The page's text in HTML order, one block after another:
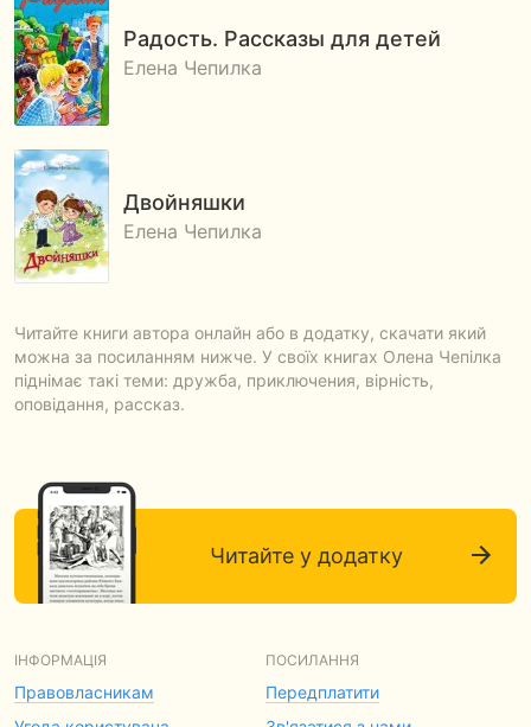
Радость. Рассказы для детей
Елена Чепилка
Двойняшки
Елена Чепилка
Читайте книги автора онлайн або в додатку, скачати який
можна за посиланням нижче. У своїх книгах Олена Чепілка
піднімає такі теми: дружба, приключения, вірність,
оповідання, рассказ.
Читайте у додатку
ІНФОРМАЦІЯ
Правовласникам
ПОСИЛАННЯ
Передплатити